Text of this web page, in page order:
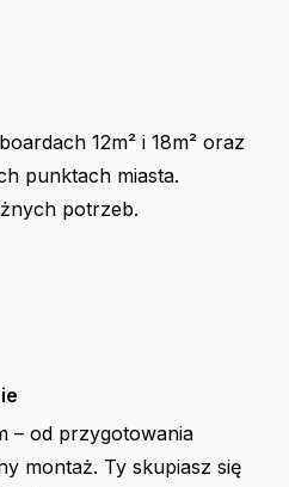
12m² i 18m² oraz
punktach miasta.
potrzeb.
– od przygotowania
montaż. Ty skupiasz się